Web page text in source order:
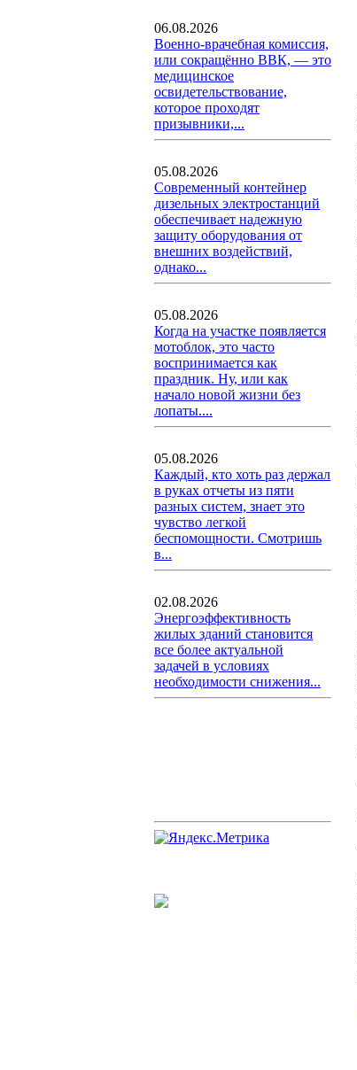
06.08.2026
Военно-врачебная комиссия,
или сокращённо ВВК, — это
медицинское
освидетельствование,
которое проходят
призывники,...
05.08.2026
Современный контейнер
дизельных электростанций
обеспечивает надежную
защиту оборудования от
внешних воздействий,
однако...
05.08.2026
Когда на участке появляется
мотоблок, это часто
воспринимается как
праздник. Ну, или как
начало новой жизни без
лопаты....
05.08.2026
Каждый, кто хоть раз держал
в руках отчеты из пяти
разных систем, знает это
чувство легкой
беспомощности. Смотришь
в...
02.08.2026
Энергоэффективность
жилых зданий становится
все более актуальной
задачей в условиях
необходимости снижения...